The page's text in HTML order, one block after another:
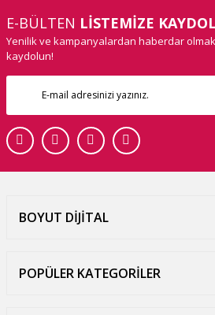
E-BÜLTEN LİSTEMİZE
Yenilik ve kampanyalardan haberdar
kaydolun!
BOYUT DİJİTAL
POPÜLER KATEGORİLER